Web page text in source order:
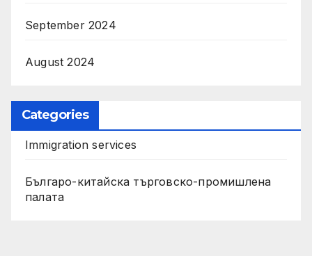
September 2024
August 2024
Categories
Immigration services
Българо-китайска търговско-промишлена
палата